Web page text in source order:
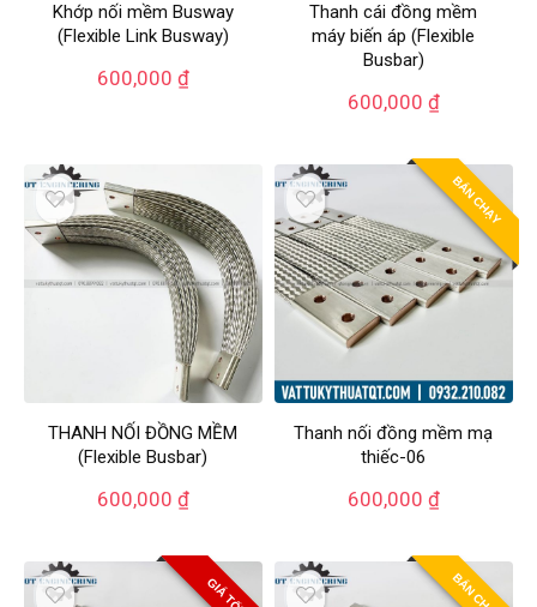
Khớp nối mềm Busway
(Flexible Link Busway)
600,000 ₫
Thanh cái đồng mềm
máy biến áp (Flexible
Busbar)
600,000 ₫
THANH NỐI ĐỒNG MỀM
(Flexible Busbar)
600,000 ₫
BÁN CHẠY
Thanh nối đồng mềm mạ
thiếc-06
600,000 ₫
GIÁ TỐT